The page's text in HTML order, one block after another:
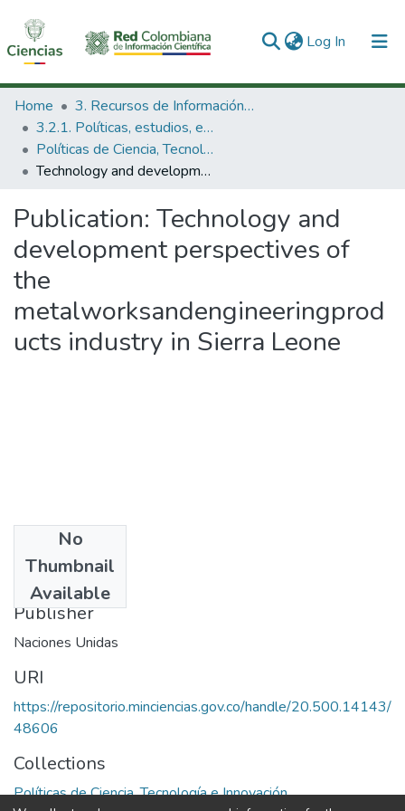
Log In (current)
Communities & Collections
All of DSpace
Statistics
Home
3. Recursos de Información Científica y Tecnológica
3.2.1. Políticas, estudios, evaluaciones e indicadores de CTeI
Políticas de Ciencia, Tecnología e Innovación
Technology and development perspectives of the metalworksandengineeringproducts industry in Sierra Leone
Publication: Technology and
development perspectives of
the
metalworksandengineeringprod
ucts industry in Sierra Leone
No
Thumbnail
Available
1984
Publisher
Naciones Unidas
URI
https://repositorio.minciencias.gov.co/handle/20.500.14143/
48606
Collections
Políticas de Ciencia, Tecnología e Innovación